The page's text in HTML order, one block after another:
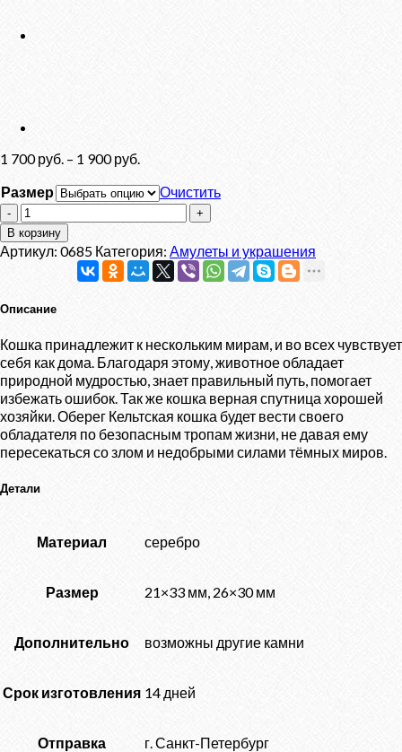
1 700руб. – 1 900руб.
Размер
Очистить
Количество
товара
Подвес
"Кельтская
В корзину
Артикул: 0685 Категория: Амулеты и украшения
Описание
Кошка принадлежит к нескольким мирам, и во всех чувствует
себя как дома. Благодаря этому, животное обладает
природной мудростью, знает правильный путь, помогает
избежать ошибок. Так же кошка верная спутница хорошей
хозяйки. Оберег Кельтская кошка будет вести своего
обладателя по безопасным тропам жизни, не давая ему
пересекаться со злом и недобрыми силами тёмных миров.
Детали
Материал серебро
Размер 21×33 мм, 26×30 мм
Дополнительно возможны другие камни
Срок изготовления 14 дней
Отправка г. Санкт-Петербург